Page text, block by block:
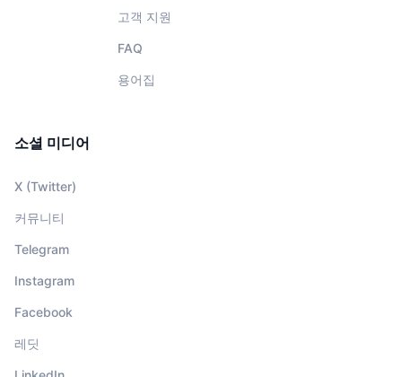
고객 지원
FAQ
용어집
소셜 미디어
X (Twitter)
커뮤니티
Telegram
Instagram
Facebook
레딧